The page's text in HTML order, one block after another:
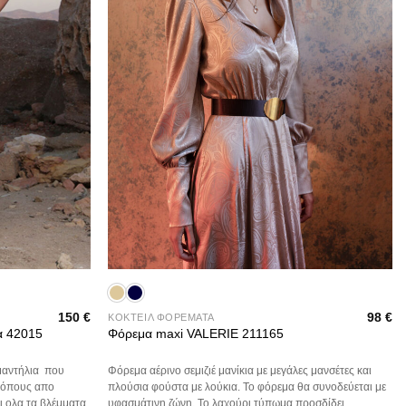
42015
150 €
που
απο
ολα τα βλέμματα
+
ΚΟΚΤΕΙΛ ΦΟΡΕΜΑΤΑ
Φόρεμα maxi VALERIE 211165
98€
Φόρεμα αέρινο σεμιζιέ μανίκια με μεγάλες μανσέτες και
πλούσια φούστα με λούκια. Το φόρεμα θα συνοδεύεται με
υφασμάτινη ζώνη. Το λαχούρι τύπωμα προσδίδει